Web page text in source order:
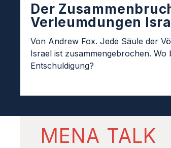
Der
Verleumdungen
Von Andrew Fox. Jede Säule der
Israel ist zusammengebrochen. Wo
Entschuldigung?
MENA TALK